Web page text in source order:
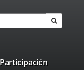
Participación